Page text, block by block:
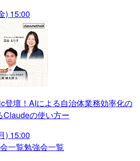
) 15:00
登壇！AIによる自治体業務効率化の
の使い方ー
) 15:00
一覧勉強会一覧